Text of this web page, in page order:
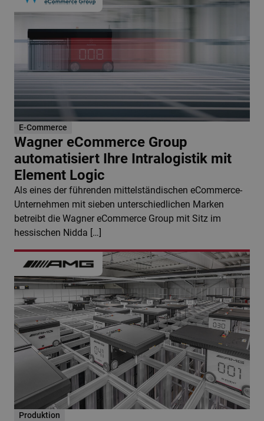
E-Commerce
Wagner eCommerce Group
automatisiert Ihre Intralogistik mit
Element Logic
Als eines der führenden mittelständischen eCommerce-
Unternehmen mit sieben unterschiedlichen Marken
betreibt die Wagner eCommerce Group mit Sitz im
hessischen Nidda […]
Produktion